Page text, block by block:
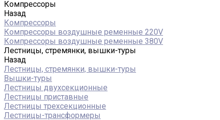
Компрессоры
Назад
Компрессоры
Компрессоры воздушные ременные 220V
Компрессоры воздушные ременные 380V
Лестницы, стремянки, вышки-туры
Назад
Лестницы, стремянки, вышки-туры
Вышки-туры
Лестницы двухсекционные
Лестницы приставные
Лестницы трехсекционные
Лестницы-трансформеры